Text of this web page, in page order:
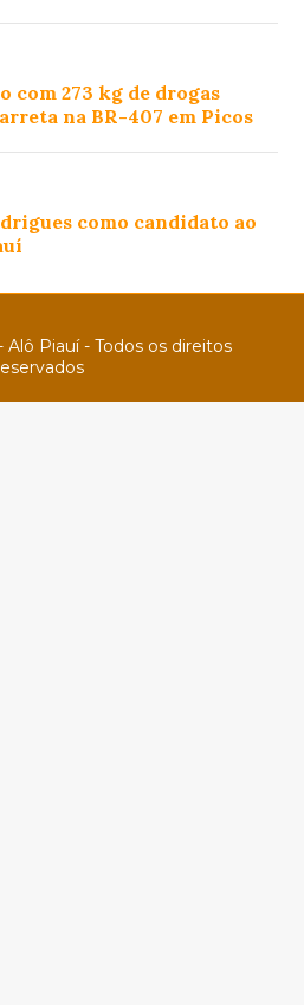
com 273 kg de drogas
na BR-407 em Picos
como candidato ao
Piauí - Todos os direitos